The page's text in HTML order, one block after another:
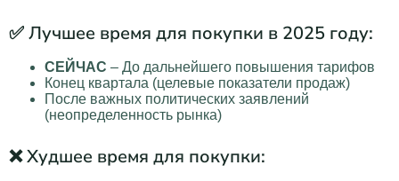
✅ Лучшее время для покупки в 2025 году:
СЕЙЧАС – До дальнейшего повышения тарифов
Конец квартала (целевые показатели продаж)
После важных политических заявлений
(неопределенность рынка)
❌ Худшее время для покупки: